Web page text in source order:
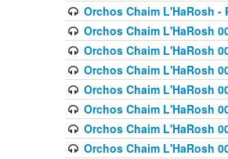
Orchos Chaim L'HaRosh -
Orchos Chaim L'HaRosh
Orchos Chaim L'HaRosh
Orchos Chaim L'HaRosh
Orchos Chaim L'HaRosh
Orchos Chaim L'HaRosh
Orchos Chaim L'HaRosh
Orchos Chaim L'HaRosh